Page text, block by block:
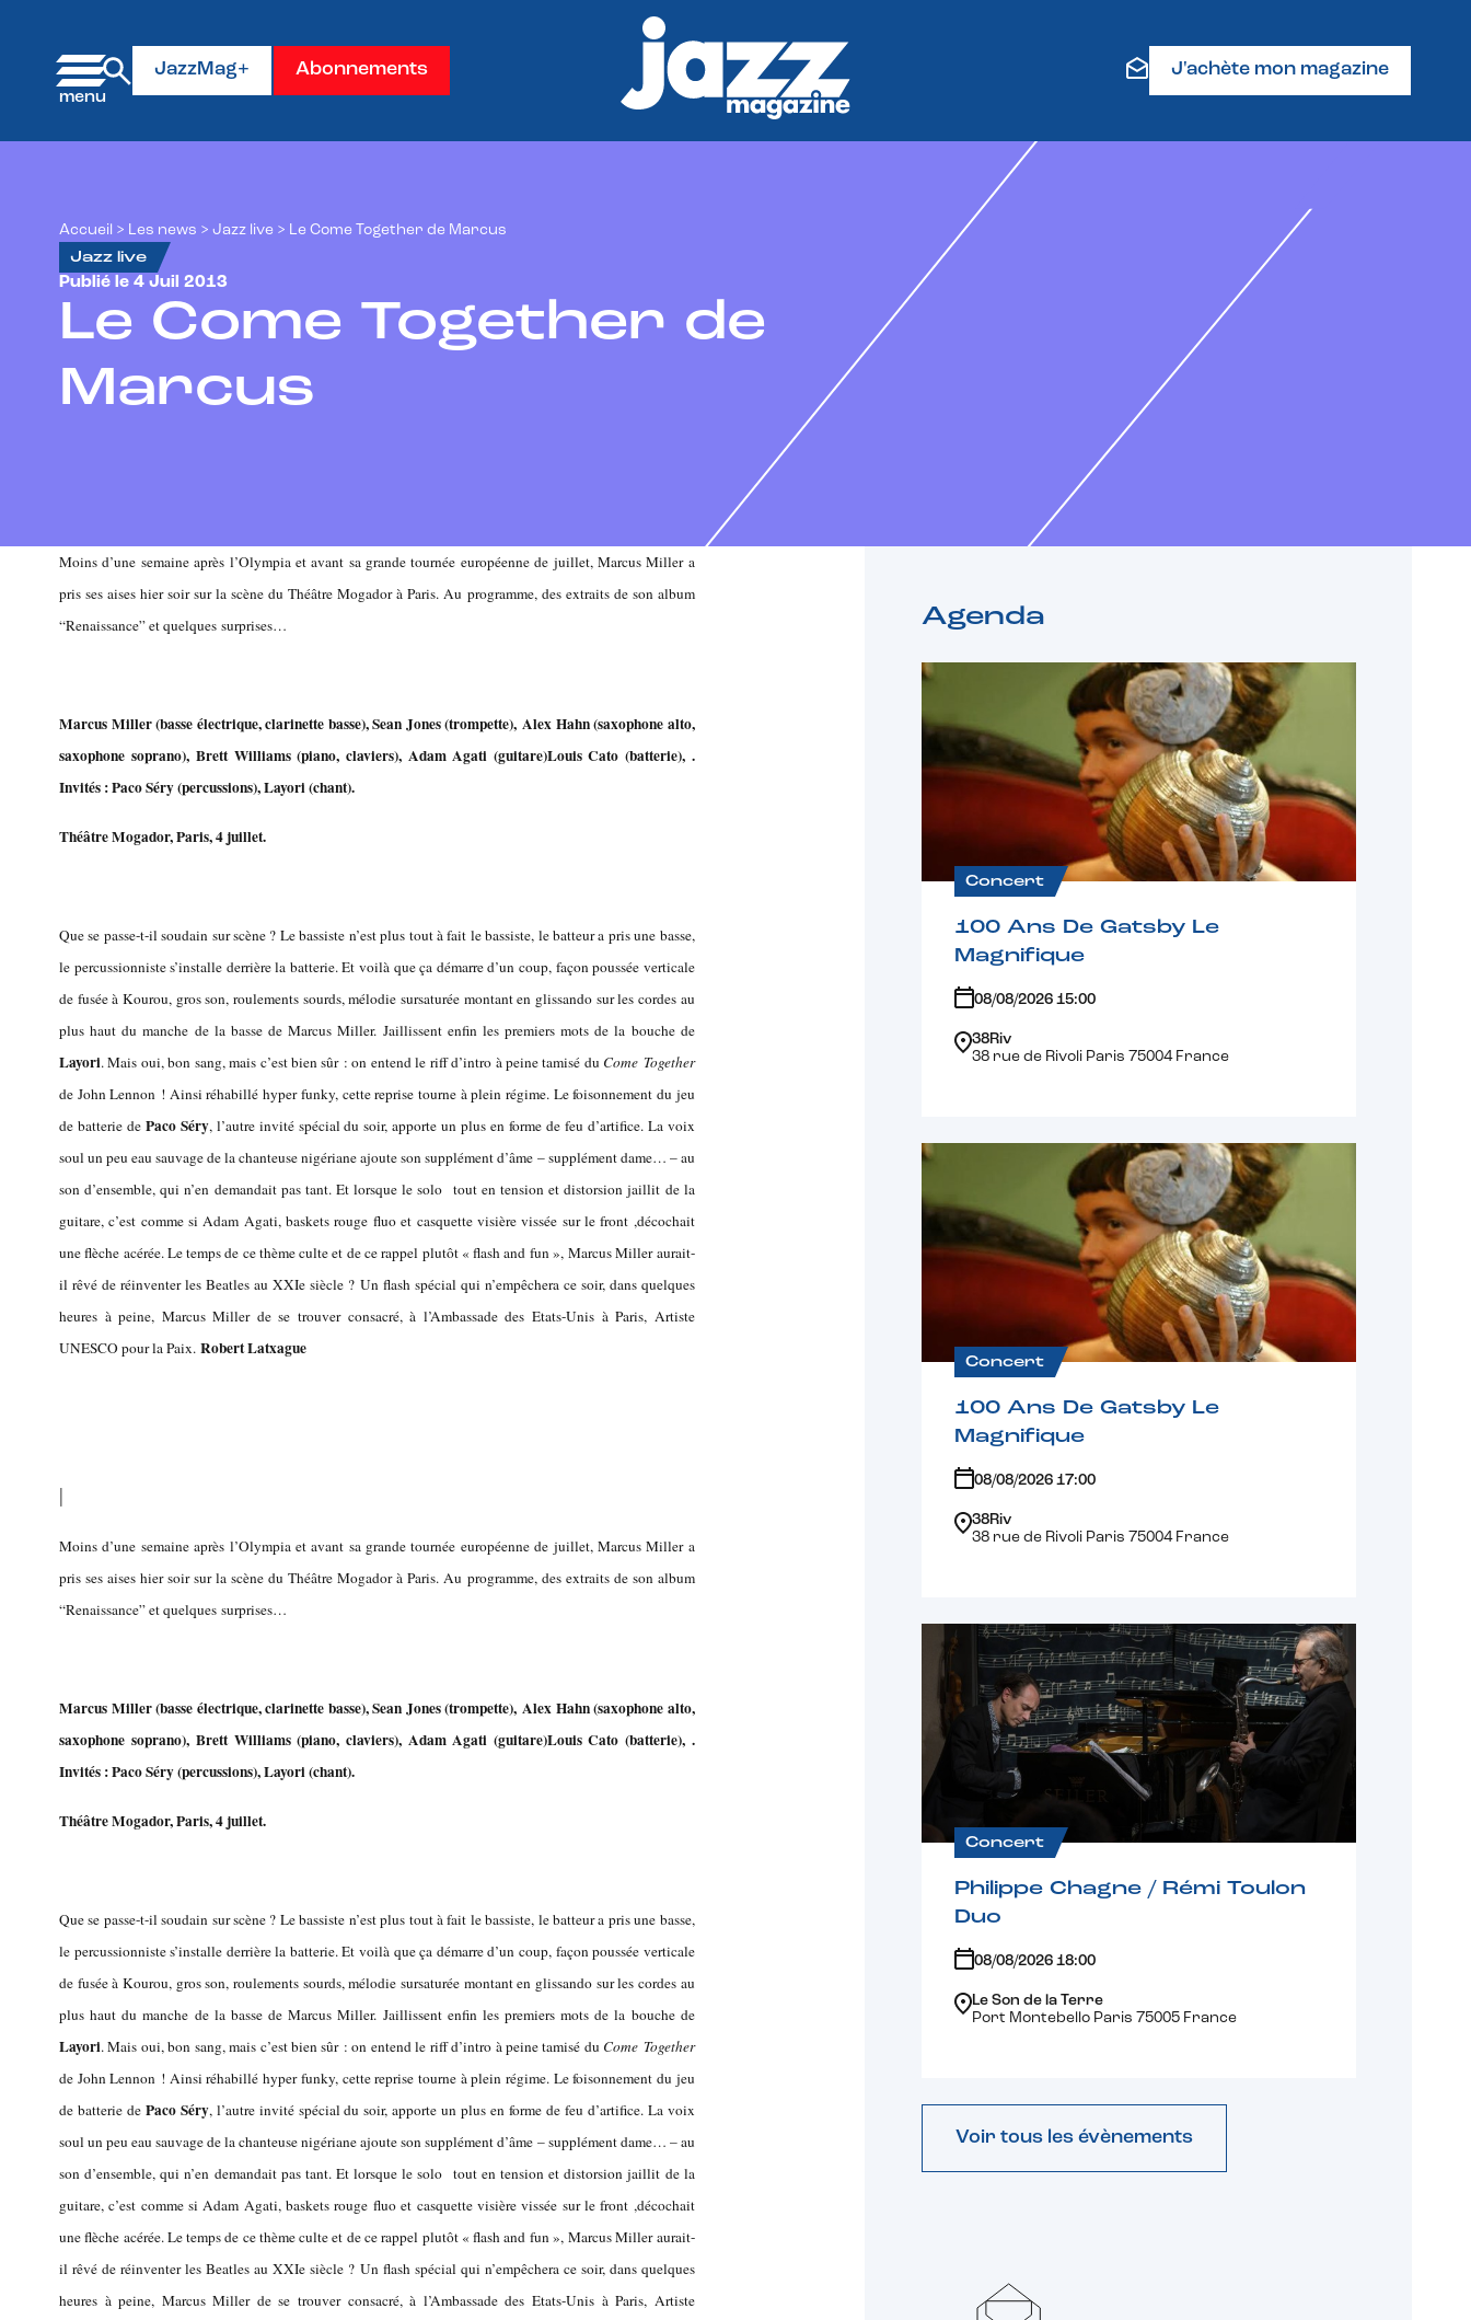
JazzMag+ Abonnements J'achète mon magazine
Accueil > Les news > Jazz live > Le Come Together de Marcus
Jazz live
Publié le 4 Juil 2013
Le Come Together de
Marcus
Moins d’une semaine après l’Olympia et avant sa grande tournée européenne de juillet, Marcus Miller a
pris ses aises hier soir sur la scène du Théâtre Mogador à Paris. Au programme, des extraits de son album
“Renaissance” et quelques surprises…
Marcus Miller (basse électrique, clarinette basse),Sean Jones (trompette),Alex Hahn (saxophone alto,
saxophone soprano),Brett Williams (piano, claviers), Adam Agati (guitare)Louis Cato (batterie), .
Invités : Paco Séry (percussions), Layori (chant).
Théâtre Mogador, Paris, 4 juillet.
Que se passe-t-il soudain sur scène ? Le bassiste n’est plus tout à fait le bassiste, le batteur a pris une basse,
le percussionniste s’installe derrière la batterie. Et voilà que ça démarre d’un coup, façon poussée verticale
de fusée à Kourou, gros son, roulements sourds, mélodie sursaturée montant en glissando sur les cordes au
plus haut du manche de la basse de Marcus Miller. Jaillissent enfin les premiers mots de la bouche de
Layori. Mais oui, bon sang, mais c’est bien sûr : on entend le riff d’intro à peine tamisé du Come Together
de John Lennon ! Ainsi réhabillé hyper funky, cette reprise tourne à plein régime. Le foisonnement du jeu
de batterie de Paco Séry, l’autre invité spécial du soir, apporte un plus en forme de feu d’artifice. La voix
soul un peu eau sauvage de la chanteuse nigériane ajoute son supplément d’âme – supplément dame… – au
son d’ensemble, qui n’en demandait pas tant. Et lorsque le solo tout en tension et distorsion jaillit de la
guitare, c’est comme si Adam Agati, baskets rouge fluo et casquette visière vissée sur le front ,décochait
une flèche acérée. Le temps de ce thème culte et de ce rappel plutôt « flash and fun », Marcus Miller aurait-
il rêvé de réinventer les Beatles au XXIe siècle ? Un flash spécial qui n’empêchera ce soir, dans quelques
heures à peine, Marcus Miller de se trouver consacré, à l’Ambassade des Etats-Unis à Paris, Artiste
UNESCO pour la Paix. Robert Latxague
Moins d’une semaine après l’Olympia et avant sa grande tournée européenne de juillet, Marcus Miller a
pris ses aises hier soir sur la scène du Théâtre Mogador à Paris. Au programme, des extraits de son album
“Renaissance” et quelques surprises…
Marcus Miller (basse électrique, clarinette basse),Sean Jones (trompette),Alex Hahn (saxophone alto,
saxophone soprano),Brett Williams (piano, claviers), Adam Agati (guitare)Louis Cato (batterie), .
Invités : Paco Séry (percussions), Layori (chant).
Théâtre Mogador, Paris, 4 juillet.
Que se passe-t-il soudain sur scène ? Le bassiste n’est plus tout à fait le bassiste, le batteur a pris une basse,
le percussionniste s’installe derrière la batterie. Et voilà que ça démarre d’un coup, façon poussée verticale
de fusée à Kourou, gros son, roulements sourds, mélodie sursaturée montant en glissando sur les cordes au
plus haut du manche de la basse de Marcus Miller. Jaillissent enfin les premiers mots de la bouche de
Layori. Mais oui, bon sang, mais c’est bien sûr : on entend le riff d’intro à peine tamisé du Come Together
de John Lennon ! Ainsi réhabillé hyper funky, cette reprise tourne à plein régime. Le foisonnement du jeu
de batterie de Paco Séry, l’autre invité spécial du soir, apporte un plus en forme de feu d’artifice. La voix
soul un peu eau sauvage de la chanteuse nigériane ajoute son supplément d’âme – supplément dame… – au
son d’ensemble, qui n’en demandait pas tant. Et lorsque le solo tout en tension et distorsion jaillit de la
guitare, c’est comme si Adam Agati, baskets rouge fluo et casquette visière vissée sur le front ,décochait
une flèche acérée. Le temps de ce thème culte et de ce rappel plutôt « flash and fun », Marcus Miller aurait-
il rêvé de réinventer les Beatles au XXIe siècle ? Un flash spécial qui n’empêchera ce soir, dans quelques
heures à peine, Marcus Miller de se trouver consacré, à l’Ambassade des Etats-Unis à Paris, Artiste
Agenda
Concert
100 Ans De Gatsby Le
Magnifique
08/08/2026 15:00
38Riv
38 rue de Rivoli Paris 75004 France
Concert
100 Ans De Gatsby Le
Magnifique
08/08/2026 17:00
38Riv
38 rue de Rivoli Paris 75004 France
Concert
Philippe Chagne / Rémi Toulon
Duo
08/08/2026 18:00
Le Son de la Terre
Port Montebello Paris 75005 France
Voir tous les évènements